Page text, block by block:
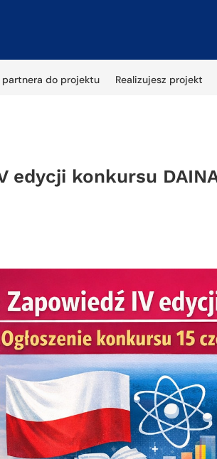
partnera do projektu Realizujesz projekt
edycji konkursu